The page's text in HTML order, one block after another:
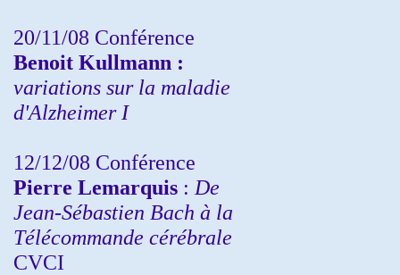
20/11/08 Conférence
Benoit Kullmann :
variations sur la maladie
d'Alzheimer I
12/12/08 Conférence
Pierre Lemarquis : De
Jean-Sébastien Bach à la
Télécommande cérébrale
CVCI